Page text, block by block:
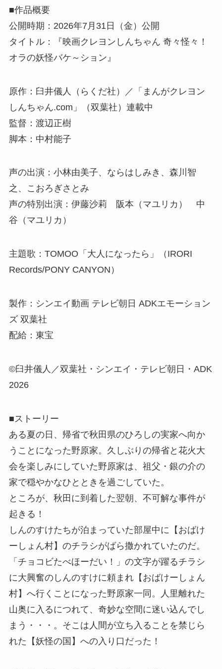
■作品概要
公開時期：2026年7月31日（金）公開
タイトル：『映画クレヨンしんちゃん 奇々怪々！
オラの妖怪バケ～ション』
原作：臼井儀人（らくだ社）／「まんがクレヨン
しんちゃん.com」（双葉社）連載中
監督：渡辺正樹
脚本：中村能子
声の出演：小林由美子、ならはしみき、森川智
之、こおろぎさとみ
声の特別出演：伊藤沙莉 阪本（マユリカ） 中
谷（マユリカ）
主題歌：TOMOO「大人になったら」（IRORI
Records/PONY CANYON）
製作：シンエイ動画 テレビ朝日 ADKエモーション
ズ 双葉社
配給：東宝
©臼井儀人／双葉社・シンエイ・テレビ朝日・ADK
2026
■ストーリー
ある夏の日、帰省で秋田県のひろしの実家へ向か
うことになった野原家。久しぶりの帰省と花火大
会を楽しみにしていた野原家は、祖父・銀の介の
家で穏やかなひとときを過ごしていた。
ところが、秋田に到着した翌朝、不可解な事件が
起きる！
しんのすけたちが泊まっていた部屋中に【おばけ
ーしょん村】のチラシがばら撒かれていたのだ。
「チョコビたべほーだい！」の文字が躍るチラシ
に大興奮のしんのすけに頼まれ【おばけーしょん
村】へ行くことになった野原家一同。人里離れた
山奥に入るにつれて、奇妙な空間に迷い込んでし
まう・・・。そこは人間が立ち入ることを禁じら
れた【妖怪の国】への入り口だった！